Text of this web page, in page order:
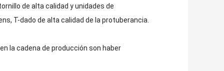
de alta calidad y unidades de
T-dado de alta calidad de la protuberancia.
la cadena de producción son haber